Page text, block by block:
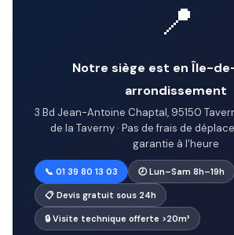
📍
Notre siège est en Île-
arrondissement
3 Bd Jean-Antoine Chaptal, 95150
de la Taverny · Pas de frais de
garantie à l'heure
📞 01 39 80 13 03 🕗 Lun–Sam 8h–19h
📋 Devis gratuit sous 24h
🔒 Visite technique offerte >20m³